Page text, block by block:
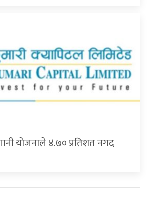
योजनाले ४.७० प्रतिशत नगद